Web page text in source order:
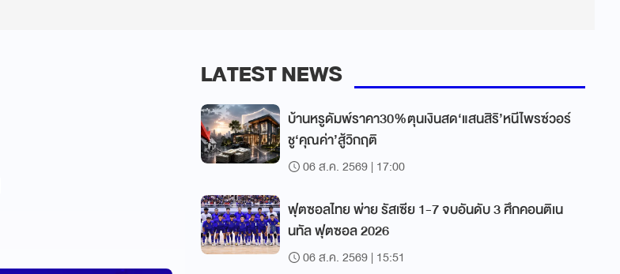
LATEST NEWS
บ้านหรูดัมพ์ราคา30%ตุนเงินสด‘แสนสิริ’หนีไพรซ์วอร์
ชู‘คุณค่า’สู้วิกฤติ
06 ส.ค. 2569 | 17:00
ฟุตซอลไทย พ่าย รัสเซีย 1-7 จบอันดับ 3 ศึกคอนติเน
นทัล ฟุตซอล 2026
06 ส.ค. 2569 | 15:51